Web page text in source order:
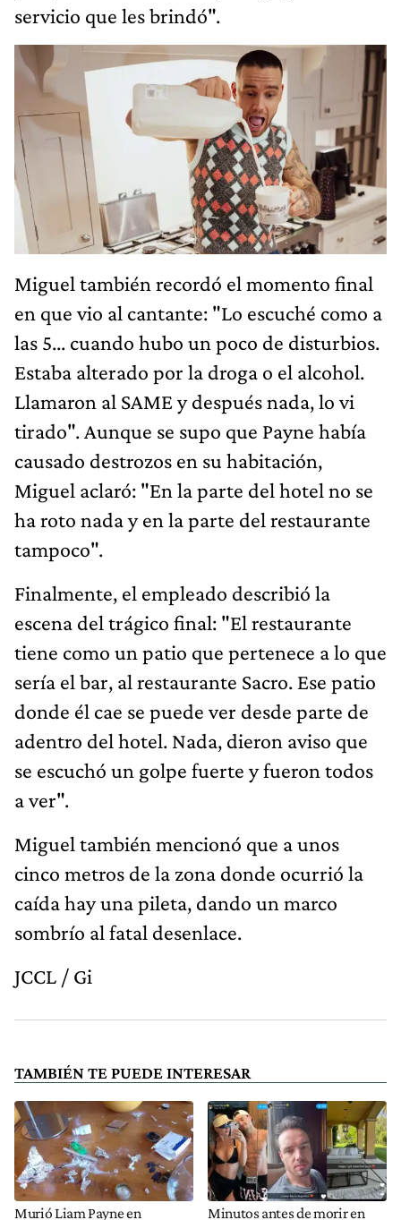
servicio que les brindó".
Miguel también recordó el momento final
en que vio al cantante: "Lo escuché como a
las 5... cuando hubo un poco de disturbios.
Estaba alterado por la droga o el alcohol.
Llamaron al SAME y después nada, lo vi
tirado". Aunque se supo que Payne había
causado destrozos en su habitación,
Miguel aclaró: "En la parte del hotel no se
ha roto nada y en la parte del restaurante
tampoco".
Finalmente, el empleado describió la
escena del trágico final: "El restaurante
tiene como un patio que pertenece a lo que
sería el bar, al restaurante Sacro. Ese patio
donde él cae se puede ver desde parte de
adentro del hotel. Nada, dieron aviso que
se escuchó un golpe fuerte y fueron todos
a ver".
Miguel también mencionó que a unos
cinco metros de la zona donde ocurrió la
caída hay una pileta, dando un marco
sombrío al fatal desenlace.
JCCL / Gi
TAMBIÉN TE PUEDE INTERESAR
Murió Liam Payne en
Minutos antes de morir en